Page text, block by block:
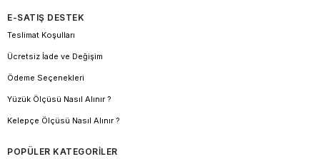
E-SATIŞ DESTEK
Teslimat Koşulları
Ücretsiz İade ve Değişim
Ödeme Seçenekleri
Yüzük Ölçüsü Nasıl Alınır ?
Kelepçe Ölçüsü Nasıl Alınır ?
POPÜLER KATEGORİLER